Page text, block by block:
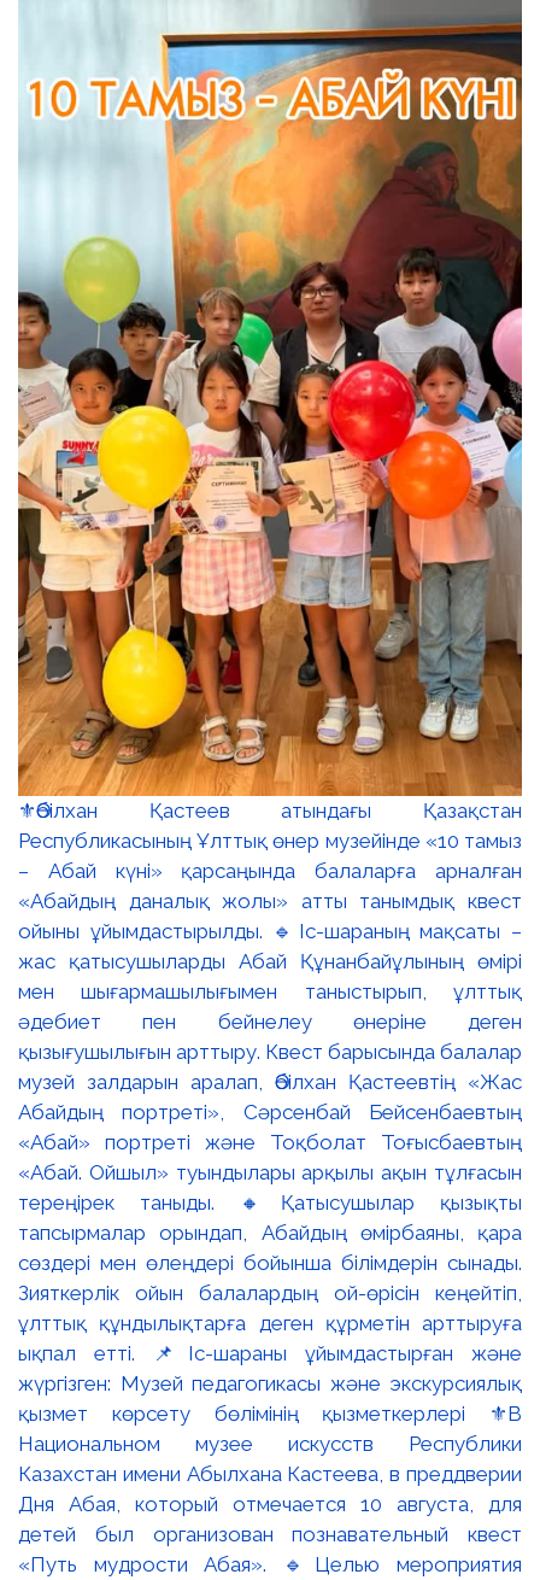
⚜️Әбілхан Қастеев атындағы Қазақстан
Республикасының Ұлттық өнер музейінде «10 тамыз
– Абай күні» қарсаңында балаларға арналған
«Абайдың даналық жолы» атты танымдық квест
ойыны ұйымдастырылды. 🔹Іс-шараның мақсаты –
жас қатысушыларды Абай Құнанбайұлының өмірі
мен шығармашылығымен таныстырып, ұлттық
әдебиет пен бейнелеу өнеріне деген
қызығушылығын арттыру. Квест барысында балалар
музей залдарын аралап, Әбілхан Қастеевтің «Жас
Абайдың портреті», Сәрсенбай Бейсенбаевтың
«Абай» портреті және Тоқболат Тоғысбаевтың
«Абай. Ойшыл» туындылары арқылы ақын тұлғасын
тереңірек таныды. 🔸Қатысушылар қызықты
тапсырмалар орындап, Абайдың өмірбаяны, қара
сөздері мен өлеңдері бойынша білімдерін сынады.
Зияткерлік ойын балалардың ой-өрісін кеңейтіп,
ұлттық құндылықтарға деген құрметін арттыруға
ықпал етті. 📌Іс-шараны ұйымдастырған және
жүргізген: Музей педагогикасы және экскурсиялық
қызмет көрсету бөлімінің қызметкерлері ⚜️В
Национальном музее искусств Республики
Казахстан имени Абылхана Кастеева, в преддверии
Дня Абая, который отмечается 10 августа, для
детей был организован познавательный квест
«Путь мудрости Абая». 🔹Целью мероприятия